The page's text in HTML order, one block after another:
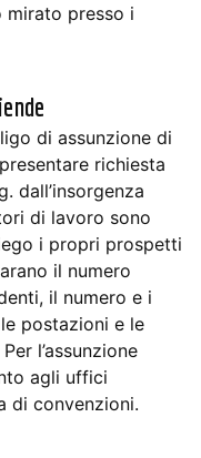
presso i
di assunzione di
richiesta
dall’insorgenza
di lavoro sono
i propri prospetti
il numero
il numero e i
postazioni e le
l’assunzione
agli uffici
di convenzioni.